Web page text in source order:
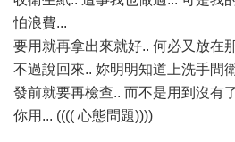
怕浪費...
要用就再拿出來就好.. 何必又放在
不過說回來.. 妳明明知道上洗手間
發前就要再檢查.. 而不是用到沒有
你用... (((( 心態問題))))